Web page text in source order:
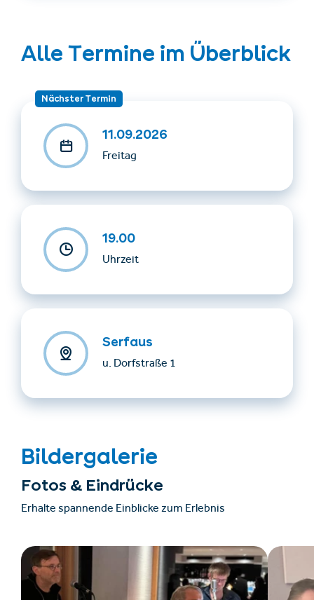
Alle Termine im Überblick
Nächster Termin
11.09.2026
Freitag
19.00
Uhrzeit
Serfaus
u. Dorfstraße 1
Bildergalerie
Fotos & Eindrücke
Erhalte spannende Einblicke zum Erlebnis